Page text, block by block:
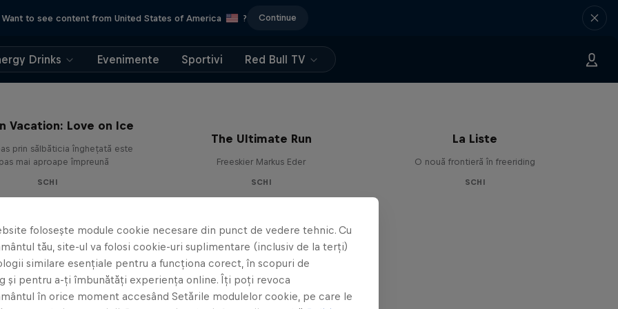
Want to see content from United States of America ? Continue
Drinks Evenimente Sportivi Red Bull TV
Vacation: Love on Ice
prin sălbăticia înghețată este
mai aproape împreună
SCHI
The Ultimate Run
Freeskier Markus Eder
SCHI
La Liste
O nouă frontieră în freeriding
SCHI
folosește module cookie necesare din punct de vedere tehnic. Cu
tău, site-ul va folosi cookie-uri suplimentare (inclusiv de la terți)
similare esențiale pentru a funcționa corect, în scopuri de
și pentru a-ți îmbunătăți experiența online. Îți poți revoca
în orice moment accesând Setările modulelor cookie, pe care le